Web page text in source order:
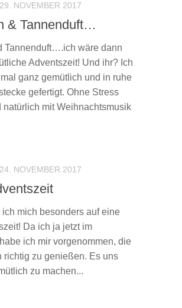
29. NOVEMBER 2017
& Tannenduft…
Tannenduft….ich wäre dann
Adventszeit! Und ihr? Ich
ganz gemütlich und in ruhe
gefertigt. Ohne Stress
mit Weihnachtsmusik
24. NOVEMBER 2017
ich mich besonders auf eine
Da ich ja jetzt im
ich mir vorgenommen, die
richtig zu genießen. Es uns
zu machen...